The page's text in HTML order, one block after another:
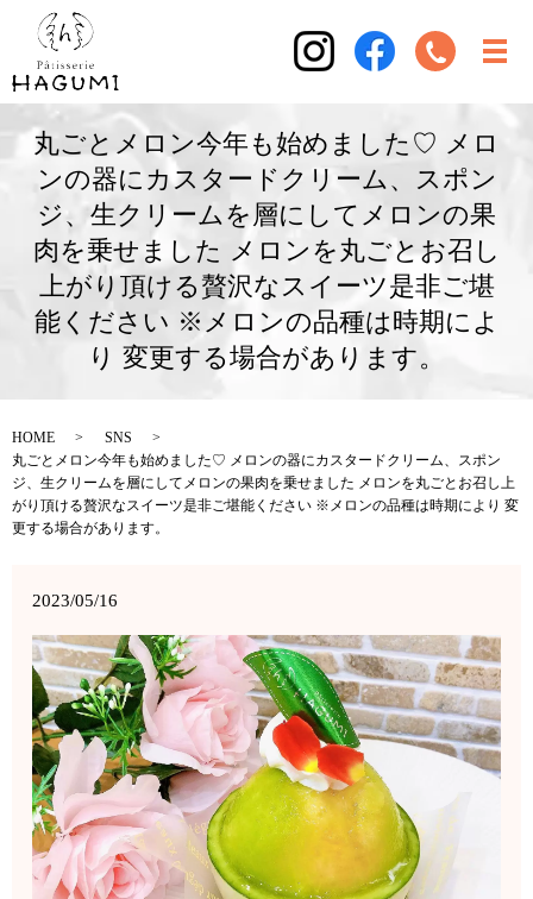
丸ごとメロン今年も始めました♡ メロ
ンの器にカスタードクリーム、スポン
ジ、生クリームを層にしてメロンの果
肉を乗せました メロンを丸ごとお召し
上がり頂ける贅沢なスイーツ是非ご堪
能ください ※メロンの品種は時期によ
り 変更する場合があります。
HOME
SNS
丸ごとメロン今年も始めました♡ メロンの器にカスタードクリーム、スポン
ジ、生クリームを層にしてメロンの果肉を乗せました メロンを丸ごとお召し上
がり頂ける贅沢なスイーツ是非ご堪能ください ※メロンの品種は時期により 変
更する場合があります。
2023/05/16